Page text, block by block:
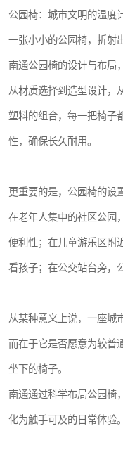
公园椅：城市文明的温度
一张小小的公园椅，折射
南通公园椅的设计与布局
从材质选择到造型设计，
塑料的组合，每一把椅子
性，确保长久耐用。
更重要的是，公园椅的设
在老年人集中的社区公园
便利性；在儿童游乐区附
看孩子；在公交站台旁，
从某种意义上说，一座城
而在于它是否愿意为较普
坐下的椅子。
南通通过科学布局公园椅
化为触手可及的日常体验。